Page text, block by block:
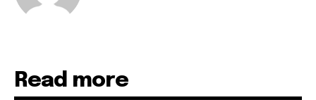
Read more